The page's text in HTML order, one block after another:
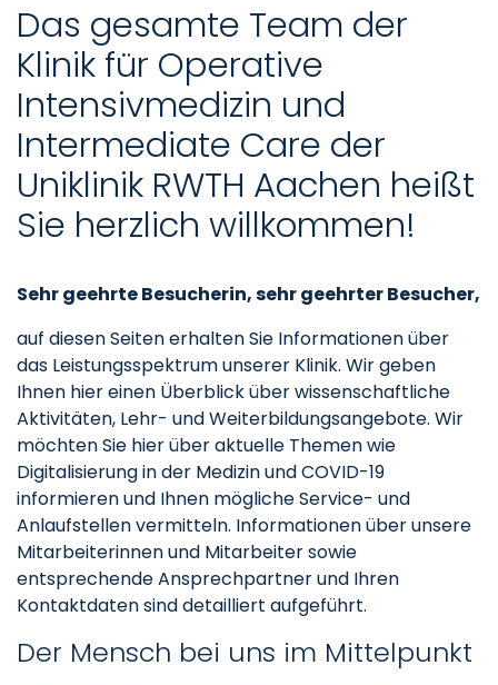
Das gesamte Team der
Klinik für Operative
Intensivmedizin und
Intermediate Care der
Uniklinik RWTH Aachen heißt
Sie herzlich willkommen!
Sehr geehrte Besucherin, sehr geehrter Besucher,
auf diesen Seiten erhalten Sie Informationen über
das Leistungsspektrum unserer Klinik. Wir geben
Ihnen hier einen Überblick über wissenschaftliche
Aktivitäten, Lehr- und Weiterbildungsangebote. Wir
möchten Sie hier über aktuelle Themen wie
Digitalisierung in der Medizin und COVID-19
informieren und Ihnen mögliche Service- und
Anlaufstellen vermitteln. Informationen über unsere
Mitarbeiterinnen und Mitarbeiter sowie
entsprechende Ansprechpartner und Ihren
Kontaktdaten sind detailliert aufgeführt.
Der Mensch bei uns im Mittelpunkt